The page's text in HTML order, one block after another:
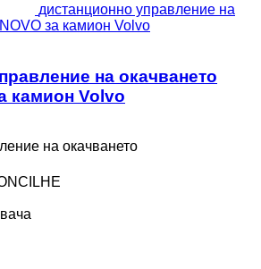
дистанционно управление на
за камион Volvo
на окачването
камион Volvo
на окачването